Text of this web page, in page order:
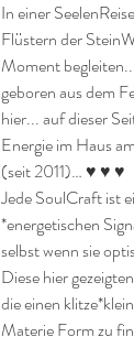
In einer
Flüstern der
Moment
geboren aus dem
hier... auf dieser
Energie im Haus
(seit 2011)… ♥ ♥ ♥
Jede SoulCraft ist
*energetischen
selbst wenn sie
Diese hier
die einen
Materie Form zu